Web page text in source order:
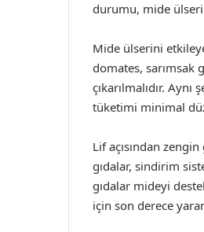
durumu, mide
Mide ülserini
domates, sarımsak
çıkarılmalıdır.
tüketimi minimal
Lif açısından
gıdalar, sindirim
gıdalar mideyi
için son derece